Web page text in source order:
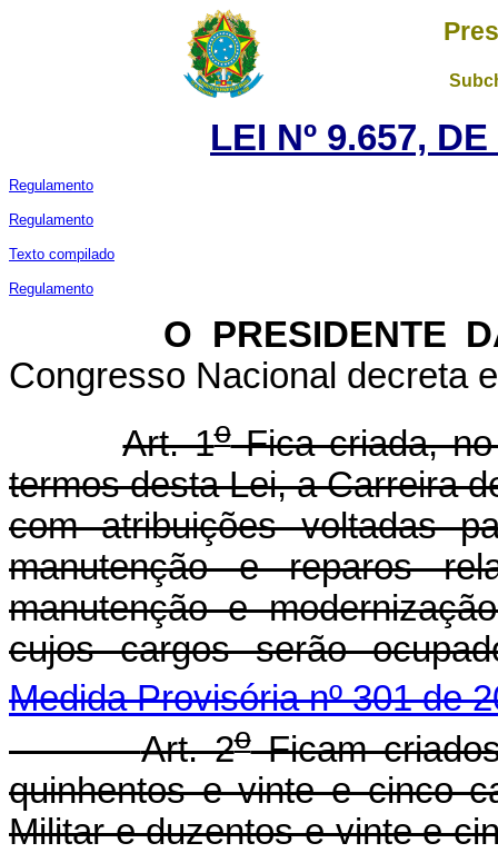
LEI Nº 9.657,
Regulamento
Regulamento
Texto compilado
Regulamento
O PRESIDENTE DA
Congresso Nacional decreta
Art. 1oFica criada, no
termos desta Lei, a Carreira
com atribuições voltadas
manutenção e reparos
manutenção e
cujos cargos serão
Medida Provisória nº 301 de
Art. 2oFicam
quinhentos e vinte e cinco
Militar e duzentos e vinte e